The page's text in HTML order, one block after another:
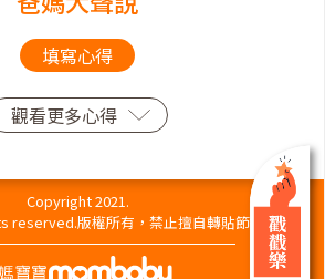
填寫心得
觀看更多心得
Copyright 2021.
reserved.版權所有，禁止擅自轉貼節錄